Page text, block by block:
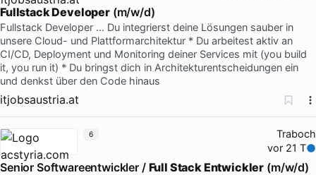
Fullstack Developer(m/w/d)
Fullstack Developer … Du integrierst deine Lösungen sauber in
unsere Cloud- und Plattformarchitektur * Du arbeitest aktiv an
CI/CD, Deployment und Monitoring deiner Services mit (you build
it, you run it) * Du bringst dich in Architekturentscheidungen ein
und denkst über den Code hinaus
itjobsaustria.at
Traboch
vor 21 T
Senior Softwareentwickler / Full Stack Entwickler (m/w/d)
6